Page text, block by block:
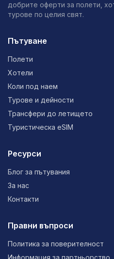
добрите оферти за полети,
турове по целия свят.
Пътуване
Полети
Хотели
Коли под наем
Турове и дейности
Трансфери до летището
Туристическа eSIM
Ресурси
Блог за пътувания
За нас
Контакти
Правни въпроси
Политика за поверителност